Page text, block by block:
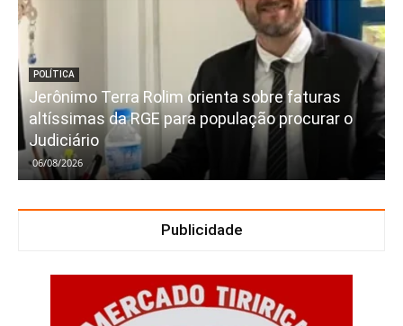
POLÍTICA
Jerônimo Terra Rolim orienta sobre faturas
altíssimas da RGE para população procurar o
Judiciário
06/08/2026
Publicidade